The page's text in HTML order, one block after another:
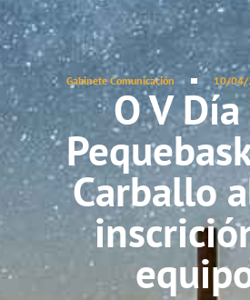
Gabinete Comunicación 10/04/
O V
Carballo